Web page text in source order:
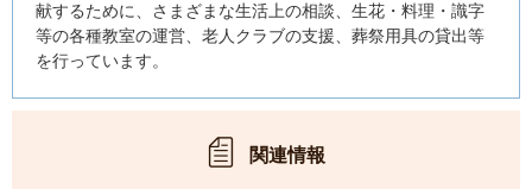
献するために、さまざまな生活上の相談、生花・料理・識字
等の各種教室の運営、老人クラブの支援、葬祭用具の貸出等
を行っています。
関連情報